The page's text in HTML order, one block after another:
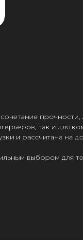
так и для
и рассчитана на
выбором для